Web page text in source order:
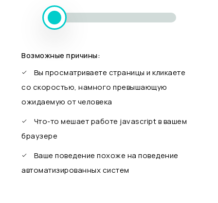
Возможные причины:
Вы просматриваете страницы и кликаете
со скоростью, намного превышающую
ожидаемую от человека
Что-то мешает работе javascript в вашем
браузере
Ваше поведение похоже на поведение
автоматизированных систем